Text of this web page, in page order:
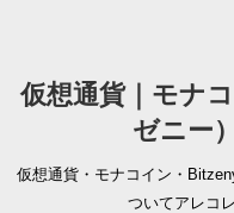
仮想通貨｜モナ
ゼニー
仮想通貨・モナコイン・
ついてアレコ